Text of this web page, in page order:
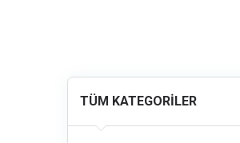
TÜM KATEGORILER